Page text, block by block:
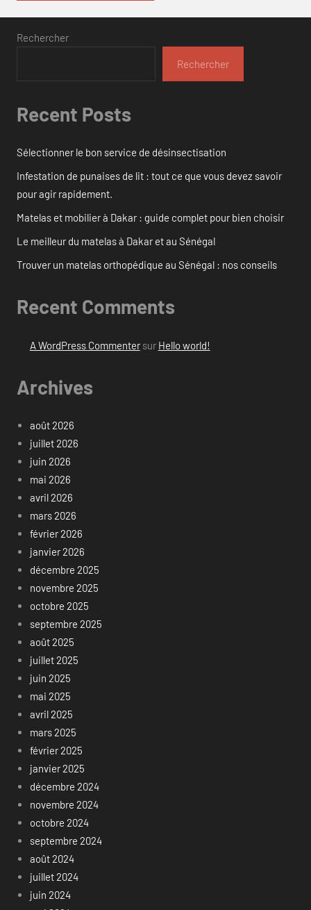
Rechercher
Rechercher
Recent Posts
Sélectionner le bon service de désinsectisation
Infestation de punaises de lit : tout ce que vous devez savoir
pour agir rapidement.
Matelas et mobilier à Dakar : guide complet pour bien choisir
Le meilleur du matelas à Dakar et au Sénégal
Trouver un matelas orthopédique au Sénégal : nos conseils
Recent Comments
A WordPress Commentersur Hello world!
Archives
août 2026
juillet 2026
juin 2026
mai 2026
avril 2026
mars 2026
février 2026
janvier 2026
décembre 2025
novembre 2025
octobre 2025
septembre 2025
août 2025
juillet 2025
juin 2025
mai 2025
avril 2025
mars 2025
février 2025
janvier 2025
décembre 2024
novembre 2024
octobre 2024
septembre 2024
août 2024
juillet 2024
juin 2024